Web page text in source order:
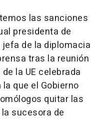
las sanciones
presidenta de
de la diplomacia
tras la reunión
la UE celebrada
que el Gobierno
quitar las
sucesora de